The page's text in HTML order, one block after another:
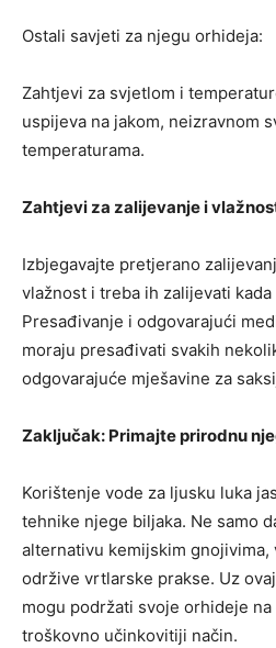
Ostali savjeti za njegu orhideja:
Zahtjevi za svjetlom i
uspijeva na jakom, neizravnom
temperaturama.
Zahtjevi za zalijevanje i
Izbjegavajte pretjerano
vlažnost i treba ih zalijevati
Presađivanje i odgovarajući
moraju presađivati ​​svakih
odgovarajuće mješavine za
Zaključak: Primajte prirodnu
Korištenje vode za ljusku luka
tehnike njege biljaka. Ne samo
alternativu kemijskim gnojivima,
održive vrtlarske prakse. Uz
mogu podržati svoje orhideje
troškovno učinkovitiji način.